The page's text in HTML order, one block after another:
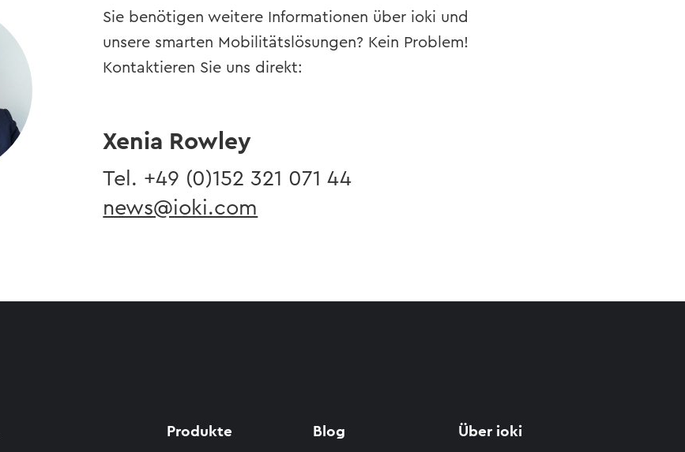
Sie benötigen weitere Informationen über ioki und
unsere smarten Mobilitätslösungen? Kein Problem!
Kontaktieren Sie uns direkt:
Xenia Rowley
Tel. ​+49 (0)152 321 071 44
news@ioki.com
Produkte Blog Über ioki